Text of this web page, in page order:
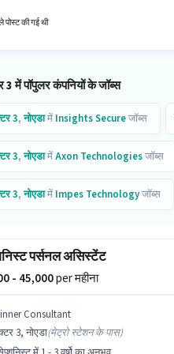
है। इस भूमिका में Fixed वेतन संरचना मिलती है।
पोस्ट की गई थी
3 में पॉपुलर कंपनियों के जॉब्स
3,नोएडामें Insights Secureजॉब्स
3,नोएडामेंAxon Technologiesजॉब्स
3,नोएडामें Impes Technologyजॉब्स
पर्सनल असिस्टेंट
- 45,000per महीना
Consultant
3, नोएडा(मेट्रो स्टेशन के पास)